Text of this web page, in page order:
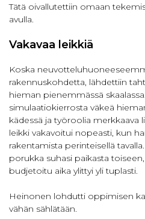
Tätä oivallutettiin omaan
avulla.
Vakavaa leikkiä
Koska
rakennuskohdetta, lähdettiin
hieman pienemmässä
simulaatiokierrosta väkeä
kädessä ja työroolia merkkaava
leikki vakavoitui nopeasti, kun
rakentamista perinteisellä
porukka suhasi paikasta
budjetoitu aika ylittyi yli tuplasti.
Heinonen lohdutti oppimisen
vähän sählätään.